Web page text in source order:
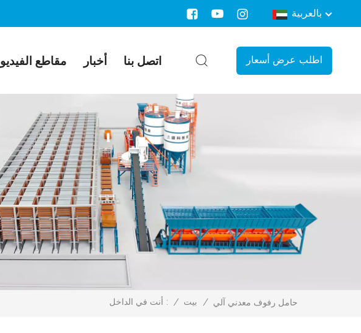
بالعربية
مقاطع الفيديو أخبار اتصل بنا اطلب عرض أسعار
أنت في الداخل : / بيت / حامل رفوف معدني آلي